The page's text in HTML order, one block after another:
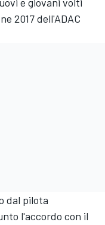
2017 dell'ADAC
dal pilota
l'accordo con il